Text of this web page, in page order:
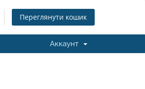
Переглянути кошик
Аккаунт